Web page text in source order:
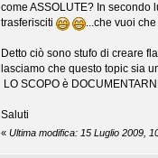
come ASSOLUTE? In
trasferisciti
...che vuoi
Detto ciò sono stufo di creare
lasciamo che questo topic sia
LO SCOPO è
Saluti
« Ultima modifica: 15 Luglio 2009,